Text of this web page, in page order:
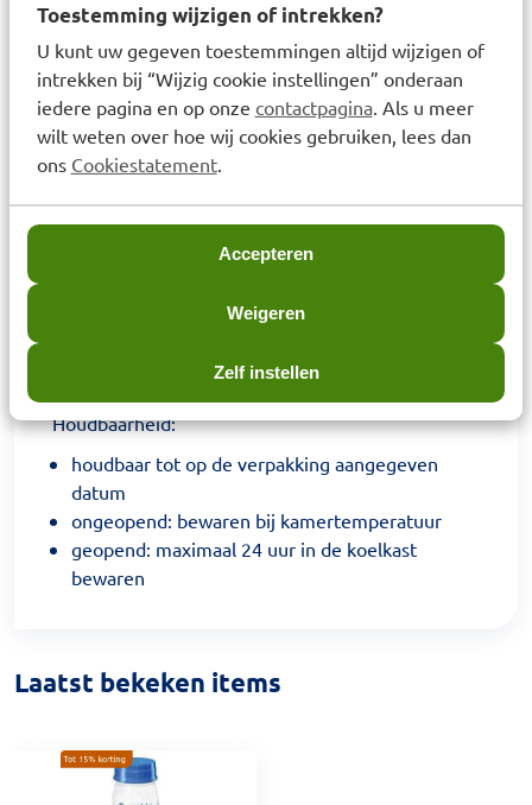
Toestemming wijzigen of intrekken?
U kunt uw gegeven toestemmingen altijd wijzigen of
intrekken bij “Wijzig cookie instellingen” onderaan
iedere pagina en op onze contactpagina. Als u meer
wilt weten over hoe wij cookies gebruiken, lees dan
ons Cookiestatement.
Accepteren
Weigeren
Zelf instellen
onvoldoende vertering en absorptie
overgevoeligheid voor ingrediënten
Gebruiksadvies
gebruiken op medisch advies van een arts of
goed schudden voor gebruik
gebruik het product niet wanneer het is
toevoegenkoelen en schudden voor gebruik
Houdbaarheid:
houdbaar tot op de verpakking aangegeven
datum
ongeopend: bewaren bij kamertemperatuur
geopend: maximaal 24 uur in de koelkast
bewaren
Laatst bekeken items